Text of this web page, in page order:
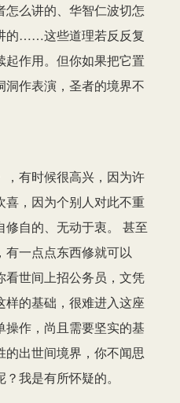
么讲的、华智仁波切怎
的……这些道理若反反复
作用。但你如果把它置
作表演，圣者的境界不
，有时候很高兴，因为许
喜，因为个别人对此不重
自的、无动于衷。 甚至
一点点东西修就可以
看世间上招公务员，文凭
的基础，很难进入这座
作，尚且需要坚实的基
出世间境界，你不闻思
我是有所怀疑的。